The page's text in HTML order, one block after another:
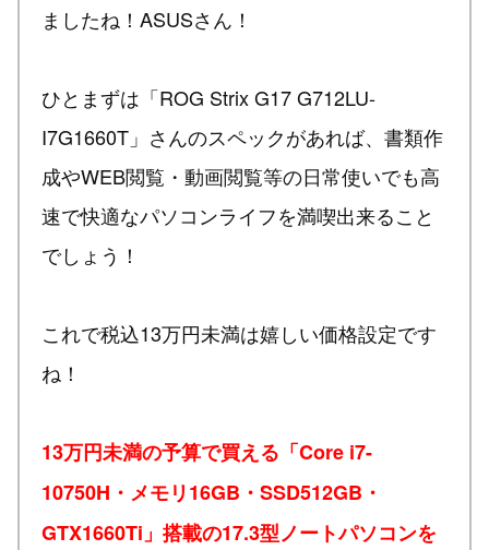
ましたね！ASUSさん！
ひとまずは「ROG Strix G17 G712LU-
I7G1660T」さんのスペックがあれば、書類作
成やWEB閲覧・動画閲覧等の日常使いでも高
速で快適なパソコンライフを満喫出来ること
でしょう！
これで税込13万円未満は嬉しい価格設定です
ね！
13万円未満の予算で買える「Core i7-
10750H・メモリ16GB・SSD512GB・
GTX1660Ti」搭載の17.3型ノートパソコンを